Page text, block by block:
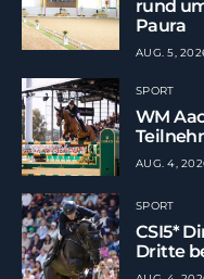
rund
Paura
AUG. 5,
SPORT
WM
AUG. 4,
SPORT
CSI5*
Dritte